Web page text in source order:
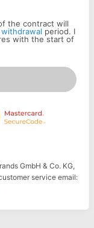
the contract will
withdrawal period. I
with the start of
GmbH & Co. KG,
service email: